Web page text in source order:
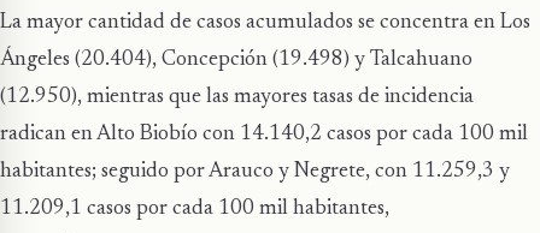
La mayor cantidad de casos acumulados se concentra en Los
Ángeles (20.404), Concepción (19.498) y Talcahuano
(12.950), mientras que las mayores tasas de incidencia
radican en Alto Biobío con 14.140,2 casos por cada 100 mil
habitantes; seguido por Arauco y Negrete, con 11.259,3 y
11.209,1 casos por cada 100 mil habitantes,